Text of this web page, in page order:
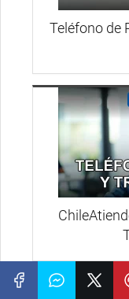
Teléfono de